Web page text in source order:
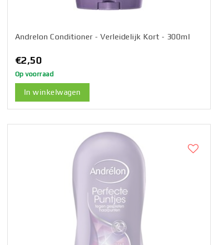
Andrelon Conditioner - Verleidelijk Kort - 300ml
€2,50
Op voorraad
In winkelwagen